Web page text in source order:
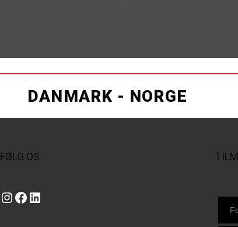
DANMARK - NORGE
FØLG OS
Instagram https://www.facebook.com/danishbeachvolleytour LinkedIn